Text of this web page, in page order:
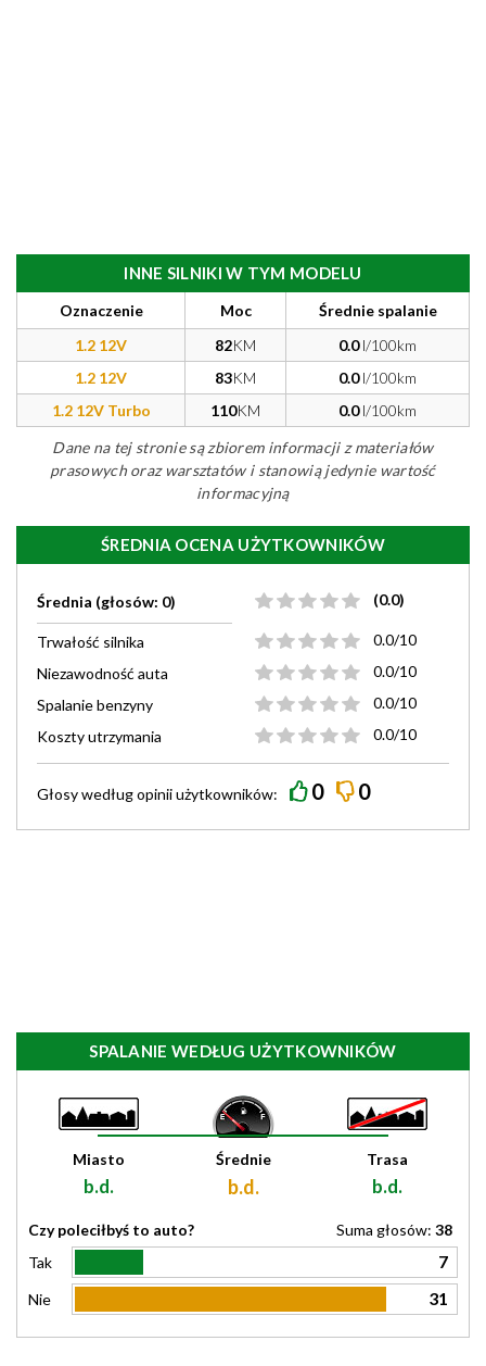
INNE SILNIKI W TYM MODELU
Oznaczenie Moc
Średnie spalanie
1.2 12V
82KM 0.0l/100km
1.2 12V
83KM 0.0l/100km
1.2 12V Turbo
110KM 0.0l/100km
Dane na tej stronie są zbiorem informacji z materiałów
prasowych oraz warsztatów i stanowią jedynie wartość
informacyjną
ŚREDNIA OCENA UŻYTKOWNIKÓW
Średnia (głosów: 0) (0.0)
Trwałość silnika
0.0/10
Niezawodność auta
0.0/10
Spalanie benzyny
0.0/10
Koszty utrzymania
0.0/10
Głosy wedługopiniiużytkowników: 0 0
SPALANIE WEDŁUG UŻYTKOWNIKÓW
Miasto
b.d.
Średnie
b.d.
Trasa
b.d.
Czy poleciłbyś to auto? Suma głosów: 38
Tak
7
Nie 31